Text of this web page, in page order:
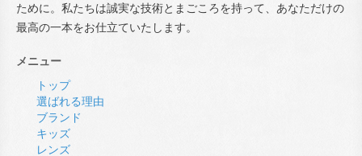
ために。私たちは誠実な技術とまごころを持って、あなただけの
最高の一本をお仕立ていたします。
メニュー
トップ
選ばれる理由
ブランド
キッズ
レンズ